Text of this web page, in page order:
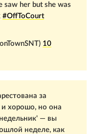
saw her but she was
#OffToCourt
10
за
и хорошо, но она
— вы
неделе, как